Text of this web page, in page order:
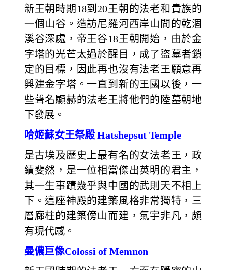
新王朝時期18到20王朝的法老和貴族的
一個山谷。造訪尼羅河西岸山間的乾涸
溪谷深處，帝王谷18王朝開始，由於金
字塔的光芒太過於醒目，成了盜墓者鎖
定的目標，因此再也沒有法老王願意再
興建金字塔。一直到新的王國以後，一
些聲名顯赫的法老王將他們的陸墓朝地
下發展。
哈姬蘇女王祭殿 Hatshepsut Temple
是古埃及歷史上最有名的女法老王，政
績斐然，是一位相當傑出英明的君主，
其一生事蹟幾乎與中國的武則天不相上
下。這座神殿的建築風格非常獨特，三
層廊柱的建築傍山而建，氣宇非凡，頗
有現代感。
曼儂巨像Colossi of Memnon